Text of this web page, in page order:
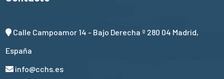
Calle Campoamor 14 - Bajo Derecha º 280 04 Madrid,
España
info@cchs.es